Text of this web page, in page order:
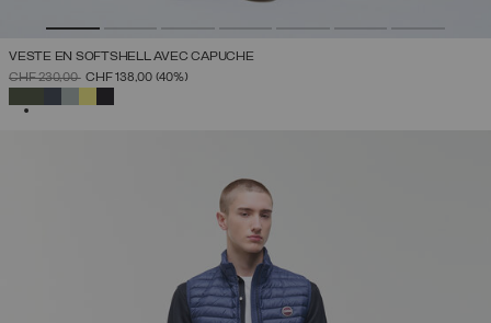
VESTE EN SOFTSHELL AVEC CAPUCHE
PRIX RÉDUIT DE
CHF 230,00ÀCHF 138,00 (40%)